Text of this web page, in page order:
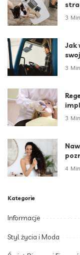
3
Jak
3
3
4
Kategorie
Informacje
Styl życia i Moda